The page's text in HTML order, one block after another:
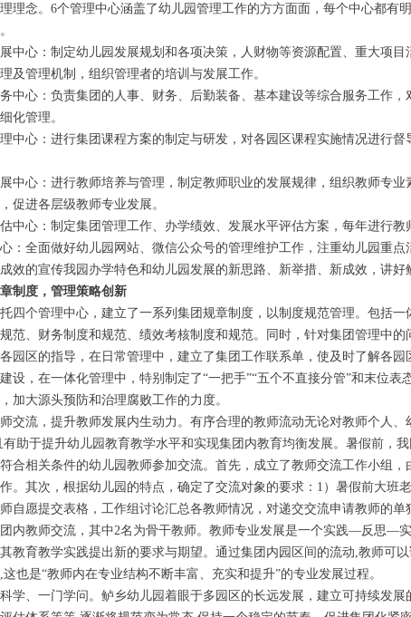
理念。6个管理中心涵盖了幼儿园管理工作的方方面面，每个中心都有
中心：制定幼儿园发展规划和各项决策，人财物等资源配置、重大项
及管理机制，组织管理者的培训与发展工作。
中心：负责集团的人事、财务、后勤装备、基本建设等综合服务工作
化管理。
中心：进行集团课程方案的制定与研发，对各园区课程实施情况进行
中心：进行教师培养与管理，制定教师职业的发展规律，组织教师专
促进各层级教师专业发展。
中心：制定集团管理工作、办学绩效、发展水平评估方案，每年进行教
：全面做好幼儿园网站、微信公众号的管理维护工作，注重幼儿园重
效的宣传我园办学特色和幼儿园发展的新思路、新举措、新成效，讲好
制度，管理策略创新
四个管理中心，建立了一系列集团规章制度，以制度规范管理。包括一
范、财务制度和规范、绩效考核制度和规范。同时，针对集团管理中
园区的指导，在日常管理中，建立了集团工作联系单，使及时了解各园
设，在一体化管理中，特别制定了“一把手”“五个不直接分管”和末位
加大源头预防和治理腐败工作的力度。
交流，提升教师发展内生动力。有序合理的教师流动无论对教师个人
有助于提升幼儿园教育教学水平和实现集团内教育均衡发展。暑假前，
合相关条件的幼儿园教师参加交流。首先，成立了教师交流工作小组，
。其次，根据幼儿园的特点，确定了交流对象的要求：1）暑假前大班
自愿提交表格，工作组讨论汇总各教师情况，对递交交流申请教师的
内教师交流，其中2名为骨干教师。教师专业发展是一个实践—反思—
教育教学实践提出新的要求与期望。通过集团内园区间的流动,教师可
也是“教师内在专业结构不断丰富、充实和提升”的专业发展过程。
学、一门学问。鲈乡幼儿园着眼于多园区的长远发展，建立可持续发